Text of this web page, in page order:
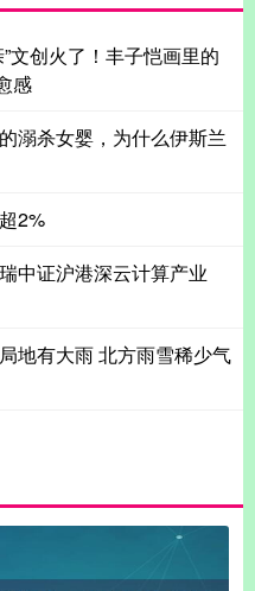
文创火了！丰子恺画里的
感
溺杀女婴，为什么伊斯兰
2%
中证沪港深云计算产业
地有大雨 北方雨雪稀少气